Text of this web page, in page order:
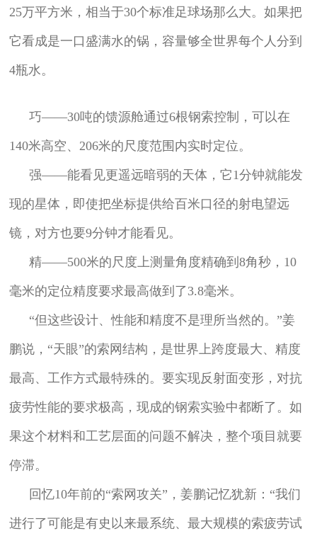
25万平方米，相当于30个标准足球场那么大。如果把
它看成是一口盛满水的锅，容量够全世界每个人分到
4瓶水。
巧——30吨的馈源舱通过6根钢索控制，可以在
140米高空、206米的尺度范围内实时定位。
强——能看见更遥远暗弱的天体，它1分钟就能发
现的星体，即使把坐标提供给百米口径的射电望远
镜，对方也要9分钟才能看见。
精——500米的尺度上测量角度精确到8角秒，10
毫米的定位精度要求最高做到了3.8毫米。
“但这些设计、性能和精度不是理所当然的。”姜
鹏说，“天眼”的索网结构，是世界上跨度最大、精度
最高、工作方式最特殊的。要实现反射面变形，对抗
疲劳性能的要求极高，现成的钢索实验中都断了。如
果这个材料和工艺层面的问题不解决，整个项目就要
停滞。
回忆10年前的“索网攻关”，姜鹏记忆犹新：“我们
进行了可能是有史以来最系统、最大规模的索疲劳试